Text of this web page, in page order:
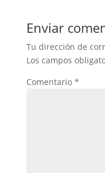
Enviar
Tu dirección de
Los campos
Comentario *